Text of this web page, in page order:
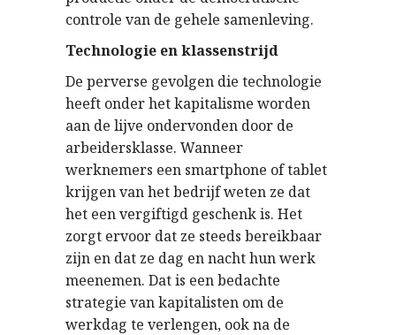
controle van de gehele samenleving.
Technologie en klassenstrijd
De perverse gevolgen die technologie
heeft onder het kapitalisme worden
aan de lijve ondervonden door de
arbeidersklasse. Wanneer
werknemers een smartphone of tablet
krijgen van het bedrijf weten ze dat
het een vergiftigd geschenk is. Het
zorgt ervoor dat ze steeds bereikbaar
zijn en dat ze dag en nacht hun werk
meenemen. Dat is een bedachte
strategie van kapitalisten om de
werkdag te verlengen, ook na de